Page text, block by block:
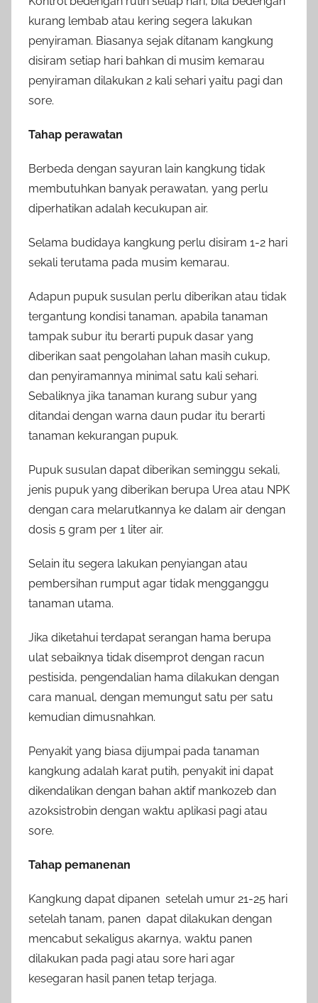
kurang lembab atau kering segera lakukan
penyiraman. Biasanya sejak ditanam kangkung
disiram setiap hari bahkan di musim kemarau
penyiraman dilakukan 2 kali sehari yaitu pagi dan
sore.
Tahap perawatan
Berbeda dengan sayuran lain kangkung tidak
membutuhkan banyak perawatan, yang perlu
diperhatikan adalah kecukupan air.
Selama budidaya kangkung perlu disiram 1-2 hari
sekali terutama pada musim kemarau.
Adapun pupuk susulan perlu diberikan atau tidak
tergantung kondisi tanaman, apabila tanaman
tampak subur itu berarti pupuk dasar yang
diberikan saat pengolahan lahan masih cukup,
dan penyiramannya minimal satu kali sehari.
Sebaliknya jika tanaman kurang subur yang
ditandai dengan warna daun pudar itu berarti
tanaman kekurangan pupuk.
Pupuk susulan dapat diberikan seminggu sekali,
jenis pupuk yang diberikan berupa Urea atau NPK
dengan cara melarutkannya ke dalam air dengan
dosis 5 gram per 1 liter air.
Selain itu segera lakukan penyiangan atau
pembersihan rumput agar tidak mengganggu
tanaman utama.
Jika diketahui terdapat serangan hama berupa
ulat sebaiknya tidak disemprot dengan racun
pestisida, pengendalian hama dilakukan dengan
cara manual, dengan memungut satu per satu
kemudian dimusnahkan.
Penyakit yang biasa dijumpai pada tanaman
kangkung adalah karat putih, penyakit ini dapat
dikendalikan dengan bahan aktif mankozeb dan
azoksistrobin dengan waktu aplikasi pagi atau
sore.
Tahap pemanenan
Kangkung dapat dipanen setelah umur 21-25 hari
setelah tanam, panen dapat dilakukan dengan
mencabut sekaligus akarnya, waktu panen
dilakukan pada pagi atau sore hari agar
kesegaran hasil panen tetap terjaga.